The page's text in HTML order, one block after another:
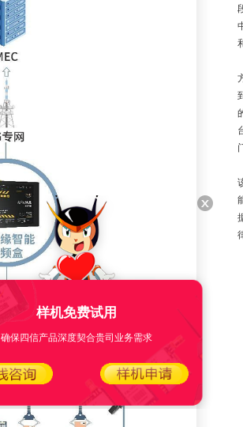
样机免费试用
确保四信产品深度契合贵司业务需求